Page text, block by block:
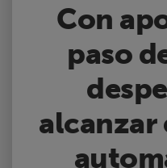
Con
paso
alcanzar